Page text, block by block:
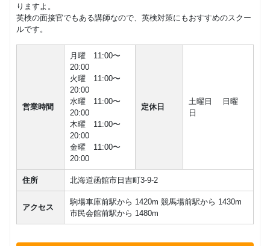
りますよ。
英検の面接官でもある講師なので、英検対策にもおすすめのスクー
ルです。
営業時間
月曜 11:00〜
20:00
火曜 11:00〜
20:00
水曜 11:00〜
20:00
木曜 11:00〜
20:00
金曜 11:00〜
20:00
定休日
土曜日 日曜
日
住所 北海道函館市日吉町3-9-2
アクセス
駒場車庫前駅から 1420m 競馬場前駅から 1430m
市民会館前駅から 1480m